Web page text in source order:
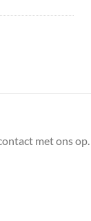
met ons op.